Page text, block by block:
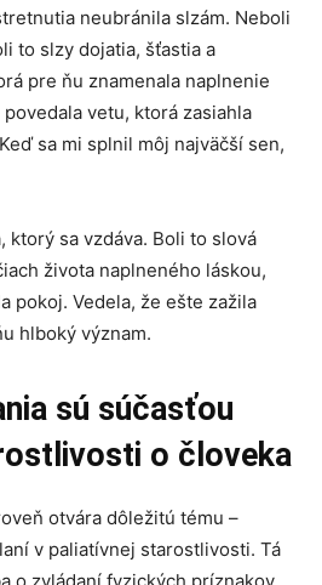
neubránila slzám. Neboli
to slzy dojatia, šťastia a
pre ňu znamenala naplnenie
vetu, ktorá zasiahla
sa mi splnil môj najväčší sen,
ktorý sa vzdáva. Boli to slová
života naplneného láskou,
pokoj. Vedela, že ešte zažila
hlboký význam.
sú súčasťou
o človeka
otvára dôležitú tému –
v paliatívnej starostlivosti. Tá